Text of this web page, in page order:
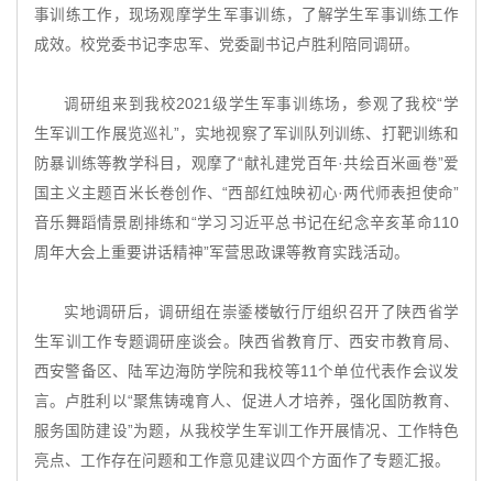
事训练工作，现场观摩学生军事训练，了解学生军事训练工作
成效。校党委书记李忠军、党委副书记卢胜利陪同调研。
调研组来到我校2021级学生军事训练场，参观了我校“学
生军训工作展览巡礼”，实地视察了军训队列训练、打靶训练和
防暴训练等教学科目，观摩了“献礼建党百年·共绘百米画卷”爱
国主义主题百米长卷创作、“西部红烛映初心·两代师表担使命”
音乐舞蹈情景剧排练和“学习习近平总书记在纪念辛亥革命110
周年大会上重要讲话精神”军营思政课等教育实践活动。
实地调研后，调研组在崇鋈楼敏行厅组织召开了陕西省学
生军训工作专题调研座谈会。陕西省教育厅、西安市教育局、
西安警备区、陆军边海防学院和我校等11个单位代表作会议发
言。卢胜利以“聚焦铸魂育人、促进人才培养，强化国防教育、
服务国防建设”为题，从我校学生军训工作开展情况、工作特色
亮点、工作存在问题和工作意见建议四个方面作了专题汇报。